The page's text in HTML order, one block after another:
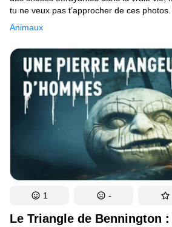
Animaux
tu ne veux pas t’approcher de ces
tu embarques dans un énorme Boeing et
à décoller. C’est la première fois que tu
Tu as peur, mais les gens te répètent que
Tu réussis à te convaincre que tout va
ce que le pilote prenne la parole pour te
inquiétantes. "Bonjour à tous, notre vol a
raisons de sécurité. Il semble qu’un
à proximité de l’une de nos ailes, et nous
avant le décollage. Je dois dire que c’est
à moi, j’aimerais bien quitter l’avion, s’il
Le Triangle de Bennington :
1 -